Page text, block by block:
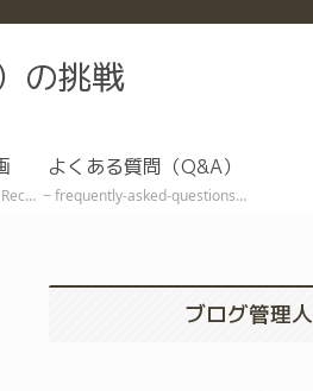
の挑戦
EA)
よくある質問（Q&A）
frequently-asked-questions
ブログ管理人